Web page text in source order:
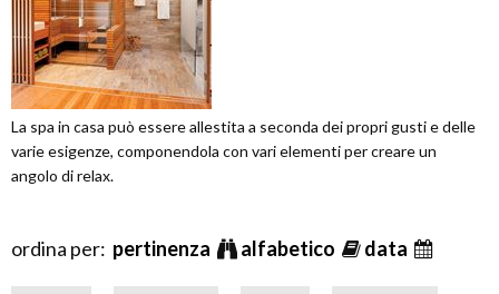
La spa in casa può essere allestita a seconda dei propri gusti e delle
varie esigenze, componendola con vari elementi per creare un
angolo di relax.
ordina per: pertinenza alfabetico data